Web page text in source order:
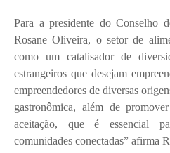
Para a presidente do Conselho
Rosane Oliveira, o setor de
como um catalisador de
estrangeiros que desejam
empreendedores de diversas
gastronômica, além de
aceitação, que é essencial
comunidades conectadas” afirma